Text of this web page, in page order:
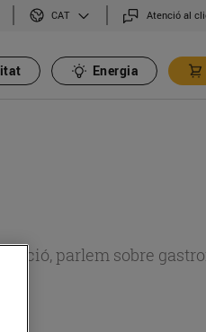
CAT Atenció al
Energia
parlem sobre